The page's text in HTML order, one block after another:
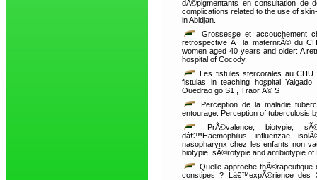
dÃ©pigmentants en consultation de
complications related to the use of
in Abidjan.
Grossesse et accouchement
retrospective Ã la maternitÃ© du
women aged 40 years and older: A
hospital of Cocody.
Les fistules stercorales au CHU
fistulas in teaching hospital
Ouedrao go S1 , Traor Ã© S
Perception de la maladie
entourage. Perception of tuberculosis
PrÃ©valence, biotypie,
dâ€™Haemophilus influenzae
nasopharynx chez les enfants non
biotypie, sÃ©rotypie and antibiotypie of
Quelle approche
constipes ? Lâ€™expÃ©rience des